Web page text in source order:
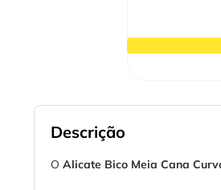
Descrição
O Alicate Bico Meia Cana